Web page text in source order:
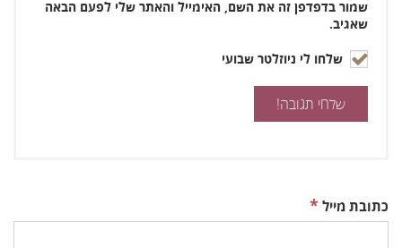
שמור בדפדפן זה את השם, האימייל והאתר שלי לפעם הבאה
שאגיב.
שלחו לי ניוזלטר שבועי
כתובת מייל *